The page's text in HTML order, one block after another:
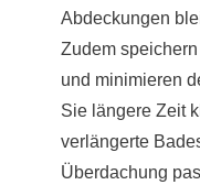
Abdeckungen
Zudem
und minimieren
Sie längere Zeit
verlängerte
Überdachung